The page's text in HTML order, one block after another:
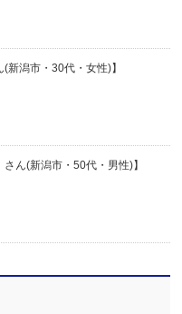
新潟市・30代・女性)】
ん(新潟市・50代・男性)】